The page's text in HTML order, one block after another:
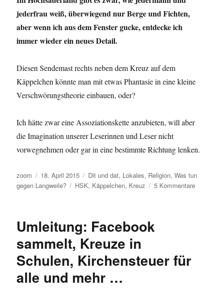
jederfrau weiß, überwiegend nur Berge und Fichten,
aber wenn ich aus dem Fenster gucke, entdecke ich
immer wieder ein neues Detail.
Diesen Sendemast rechts neben dem Kreuz auf dem
Käppelchen könnte man mit etwas Phantasie in eine kleine
Verschwörungstheorie einbauen, oder?
Ich hätte zwar eine Assoziationskette anzubieten, will aber
die Imagination unserer Leserinnen und Leser nicht
vorwegnehmen oder gar in eine bestimmte Richtung lenken.
Autor
zoom
Veröffentlicht
am
18. April 2015 Kategorien
Dit und dat, Lokales, Religion,Was tun
gegen Langweile?
Schlagwörter
HSK, Käppelchen, Kreuz 5 Kommentarezu
Umleitung: Facebook
sammelt, Kreuze in
Schulen, Kirchensteuer für
alle und mehr …